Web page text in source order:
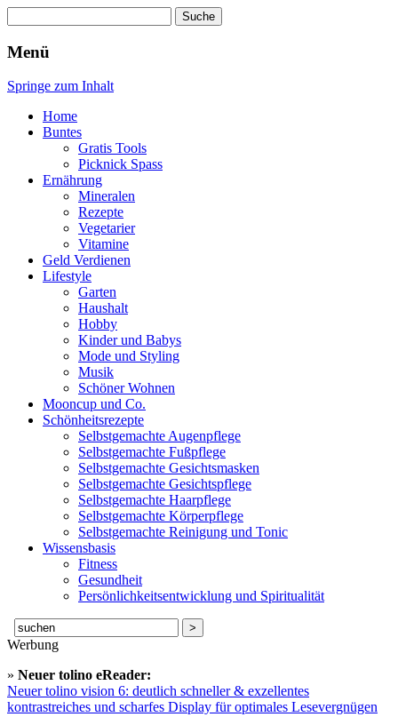
Pinkies
nach:
Menü
Springe zum Inhalt
Home
Buntes
Gratis Tools
Picknick Spass
Ernährung
Mineralen
Rezepte
Vegetarier
Vitamine
Geld Verdienen
Lifestyle
Garten
Haushalt
Hobby
Kinder und Babys
Mode und Styling
Musik
Schöner Wohnen
Mooncup und Co.
Schönheitsrezepte
Selbstgemachte Augenpflege
Selbstgemachte Fußpflege
Selbstgemachte Gesichtsmasken
Selbstgemachte Gesichtspflege
Selbstgemachte Haarpflege
Selbstgemachte Körperpflege
Selbstgemachte Reinigung und Tonic
Wissensbasis
Fitness
Gesundheit
Persönlichkeitsentwicklung und Spiritualität
Suche
nach:
Werbung
» Neuer tolino eReader:
Neuer tolino vision 6: deutlich schneller & exzellentes
kontrastreiches und scharfes Display für optimales Lesevergnügen